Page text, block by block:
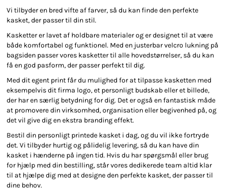
Vi tilbyder en bred vifte af farver, så du kan finde den perfekte
kasket, der passer til din stil.
Kasketter er lavet af holdbare materialer og er designet til at være
både komfortabel og funktionel. Med en justerbar velcro lukning på
bagsiden passer vores kasketter til alle hovedstørrelser, så du kan
få en god pasform, der passer perfekt til dig.
Med dit egent print får du mulighed for at tilpasse kasketten med
eksempelvis dit firma logo, et personligt budskab eller et billede,
der har en særlig betydning for dig. Det er også en fantastisk måde
at promovere din virksomhed, organisation eller begivenhed på, og
det vil give dig en ekstra branding effekt.
Bestil din personligt printede kasket i dag, og du vil ikke fortryde
det. Vi tilbyder hurtig og pålidelig levering, så du kan have din
kasket i hænderne på ingen tid. Hvis du har spørgsmål eller brug
for hjælp med din bestilling, står vores dedikerede team altid klar
til at hjælpe dig med at designe den perfekte kasket, der passer til
dine behov.